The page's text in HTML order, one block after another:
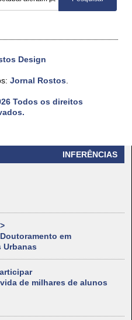
INFERÊNCIAS
em
Urbanas
de milhares de alunos
Design
Jornal Rostos.
Todos os direitos